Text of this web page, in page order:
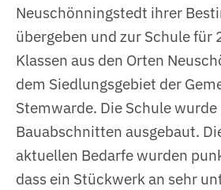
Neuschönningstedt ihrer
übergeben und zur Schule für
Klassen aus den Orten
dem Siedlungsgebiet der
Stemwarde. Die Schule
Bauabschnitten ausgebaut.
aktuellen Bedarfe wurden
dass ein Stückwerk an sehr